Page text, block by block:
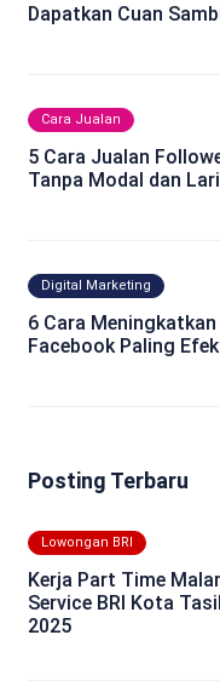
Dapatkan Cuan
Cara Jualan
5 Cara Jualan
Tanpa Modal dan
Digital Marketing
6 Cara
Facebook Paling
Posting Terbaru
Lowongan BRI
Kerja Part Time
Service BRI Kota
2025